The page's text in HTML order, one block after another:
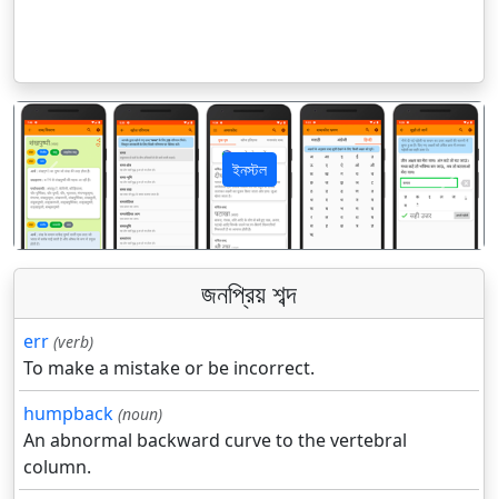
ইনস্টল
पिछला अगला
জনপ্রিয় শব্দ
err (verb)
To make a mistake or be incorrect.
humpback (noun)
An abnormal backward curve to the vertebral
column.